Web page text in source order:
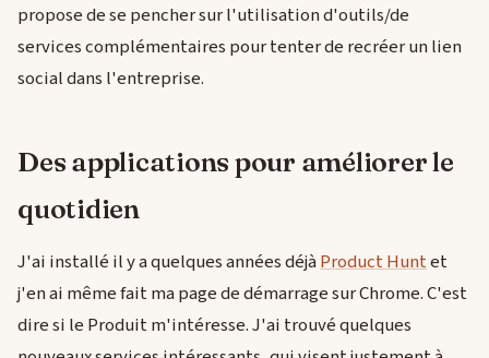
propose de se pencher sur l'utilisation d'outils/de
services complémentaires pour tenter de recréer un lien
social dans l'entreprise.
Des applications pour améliorer le
quotidien
J'ai installé il y a quelques années déjàProduct Huntet
j'en ai même fait ma page de démarrage sur Chrome. C'est
dire si le Produit m'intéresse. J'ai trouvé quelques